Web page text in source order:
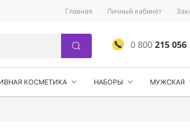
Главная Личный кабинет
0 800215 056
КОСМЕТИКА НАБОРЫ МУЖСКАЯ